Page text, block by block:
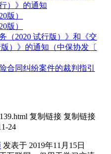
）》的通知
版）
版）
（2020 试行版）》和《交
）》的通知（中保协发〔
合同纠纷案件的裁判指引
复制链接 复制链接
24
发表于 2019年11月15日